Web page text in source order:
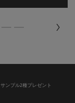
サンプル2種プレゼント